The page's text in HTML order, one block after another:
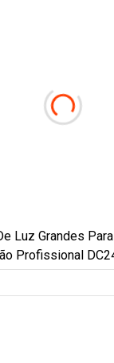
Luz Grandes Para
Profissional
Módulo De LED